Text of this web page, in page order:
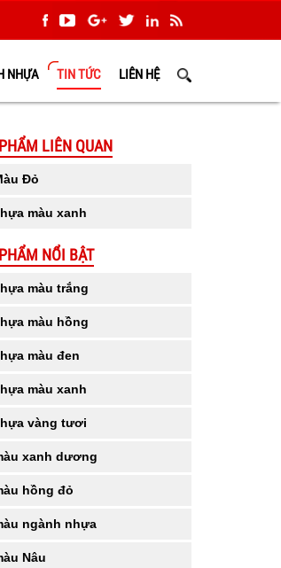
NHỰA TIN TỨC LIÊN HỆ
LIÊN QUAN
Đỏ
màu xanh
NỔI BẬT
màu trắng
màu hồng
màu đen
màu xanh
vàng tươi
xanh dương
hồng đỏ
ngành nhựa
Nâu